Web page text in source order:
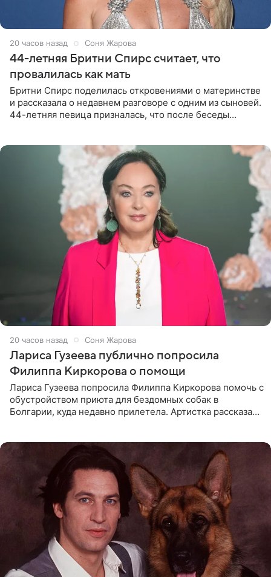
20 часов назад Соня Жарова
44-летняя Бритни Спирс считает, что
провалилась как мать
Бритни Спирс поделилась откровениями о материнстве
и рассказала о недавнем разговоре с одним из сыновей.
44-летняя певица призналась, что после беседы
20 часов назад Соня Жарова
Лариса Гузеева публично попросила
Филиппа Киркорова о помощи
Лариса Гузеева попросила Филиппа Киркорова помочь с
обустройством приюта для бездомных собак в
Болгарии, куда недавно прилетела. Артистка рассказала